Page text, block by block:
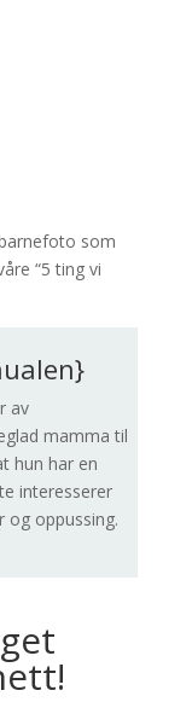
som
“5 ting vi
av
mamma til
hun har en
interesserer
og oppussing.